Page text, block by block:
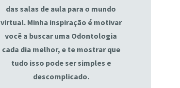
das salas de aula para o mundo
virtual. Minha inspiração é motivar
você a buscar uma Odontologia
cada dia melhor, e te mostrar que
tudo isso pode ser simples e
descomplicado.